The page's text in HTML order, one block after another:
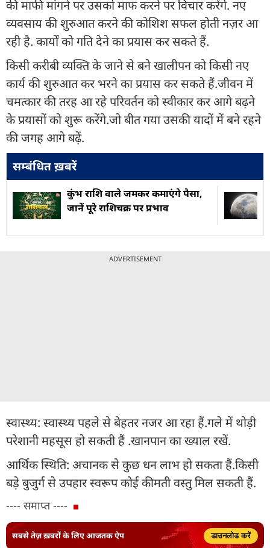
की माफी मांगने पर उसको माफ करने पर विचार करेंगे. नए
व्यवसाय की शुरुआत करने की कोशिश सफल होती नज़र आ
रही है. कार्यों को गति देने का प्रयास कर सकते हैं.
किसी करीबी व्यक्ति के जाने से बने खालीपन को किसी नए
कार्य की शुरुआत कर भरने का प्रयास कर सकते हैं.जीवन में
चमत्कार की तरह आ रहे परिवर्तन को स्वीकार कर आगे बढ़ने
के प्रयासों को शुरू करेंगे.जो बीत गया उसकी यादों में बने रहने
की जगह आगे बढ़ें.
सम्बंधित ख़बरें
कुंभ राशि वाले जमकर कमाएंगे पैसा,
जानें पूरे राशिचक्र पर प्रभाव
ADVERTISEMENT
स्वास्थ्य: स्वास्थ्य पहले से बेहतर नजर आ रहा हैं.गले में थोड़ी
परेशानी महसूस हो सकती हैं .खानपान का ख्याल रखें.
आर्थिक स्थिति: अचानक से कुछ धन लाभ हो सकता हैं.किसी
बड़े बुजुर्ग से उपहार स्वरूप कोई कीमती वस्तु मिल सकती हैं.
---- समाप्त ----
सबसे तेज़ ख़बरों के लिए आजतक ऐप डाउनलोड करें